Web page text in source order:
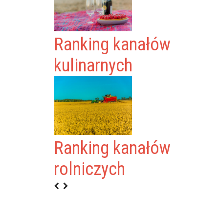
Ranking kanałów
kulinarnych
Ranking kanałów
rolniczych